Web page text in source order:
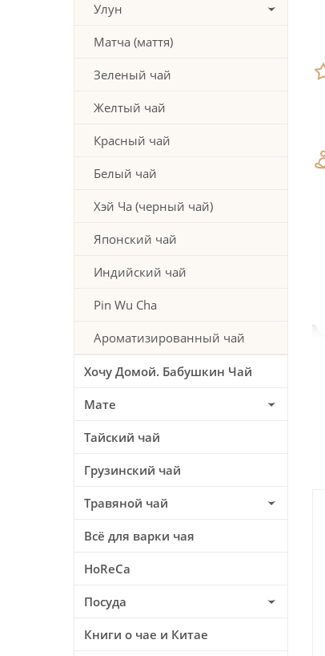
Улун
Матча (маття)
Зеленый чай
Желтый чай
Красный чай
Белый чай
Хэй Ча (черный чай)
Японский чай
Индийский чай
Pin Wu Cha
Ароматизированный чай
Хочу Домой. Бабушкин Чай
Мате
Тайский чай
Грузинский чай
Травяной чай
Всё для варки чая
HoReCa
Посуда
Книги о чае и Китае